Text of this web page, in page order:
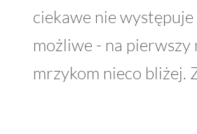
ciekawe nie
możliwe - na
mrzykom nieco bliżej.